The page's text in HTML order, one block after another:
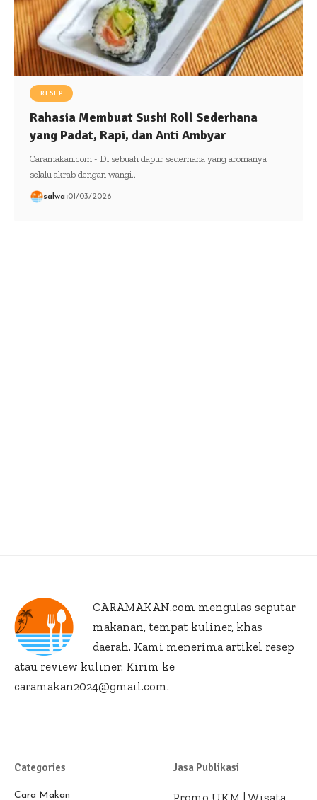
RESEP
Rahasia Membuat Sushi Roll Sederhana
yang Padat, Rapi, dan Anti Ambyar
Caramakan.com - Di sebuah dapur sederhana yang aromanya
selalu akrab dengan wangi…
salwa 01/03/2026
CARAMAKAN.com mengulas seputar
makanan, tempat kuliner, khas
daerah. Kami menerima artikel resep
atau review kuliner. Kirim ke
caramakan2024@gmail.com.
Categories
Cara Makan
Jasa Publikasi